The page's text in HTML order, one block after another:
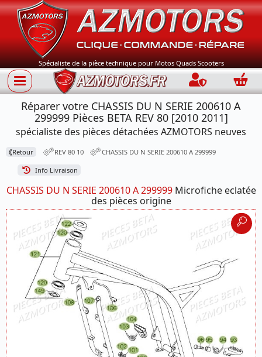
Spécialiste de la pièce technique pour Motos Quads Scooters
Connection
Réparer votre CHASSIS DU N SERIE 200610 A
299999 Pièces BETA REV 80 [2010 2011]
spécialiste des pièces détachées AZMOTORS neuves
⟪Retour REV 80 10 CHASSIS DU N SERIE 200610 A 299999
Info Livraison
CHASSIS DU N SERIE 200610 A 299999Microfiche eclatée
des pièces origine